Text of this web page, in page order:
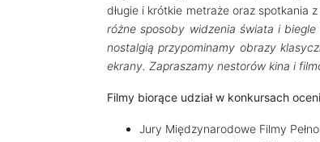
długie i krótkie metraże oraz spotkania
różne sposoby widzenia świata i
nostalgią przypominamy obrazy
ekrany. Zapraszamy nestorów kina i
Filmy biorące udział w konkursach
Jury Międzynarodowe Filmy